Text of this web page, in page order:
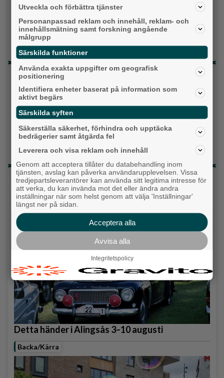
Liberalerna
Vet ej
Topp tre denna veckan
Milstolpen: Ny tunnel är på plats under
järnvägen
Detta händer i Alingsås 3–10 augusti
Gatuköksklassiker blev succé – nu växlar
Ånga upp
Senaste artiklarna
Alingsås
Detta händer i Alingsås 3–10 augusti
Backa/Kärra
Utveckla och förbättra tjänster
Personanpassad reklam och innehåll, reklam- och
innehållsmätning samt forskning angående
målgrupp
Särskilda funktioner
Använda exakta uppgifter om geografisk
positionering
Identifiera enheter baserat på information som
aktivt begärs
Särskilda syften
Säkerställa säkerhet, förhindra och upptäcka
bedrägerier samt åtgärda fel
Leverera och visa reklam och innehåll
Genom att acceptera tillåter du databehandling inom
tjänsten, avslag kan påverka användarupplevelsen. Vissa
tredjepartsleverantörer kan använda sitt legitima intresse för
att verka, du kan invända mot det eller ändra andra
inställningar när som helst genom att välja 'Inställningar'
längst ner på sidan.
Acceptera alla
Avvisa alla
Integritetspolicy